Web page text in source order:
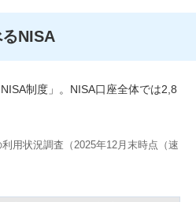
NISA
制度」。NISA口座全体では2,8
用状況調査（2025年12月末時点（速